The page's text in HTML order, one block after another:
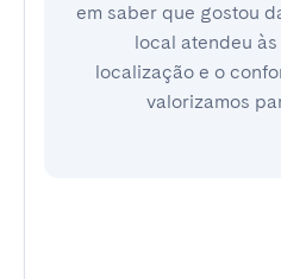
em saber que gostou
local atendeu
localização e o
valorizamos